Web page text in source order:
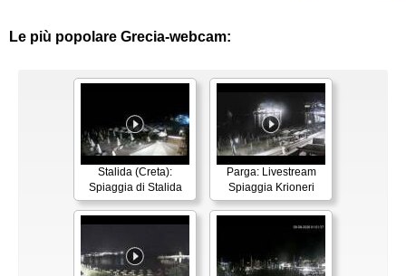
Le più popolare Grecia-webcam:
Stalida (Creta):
Spiaggia di Stalida
Parga: Livestream
Spiaggia Krioneri